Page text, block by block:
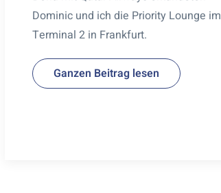
Dominic und ich die Priority Lounge im
Terminal 2 in Frankfurt.
Ganzen Beitrag lesen